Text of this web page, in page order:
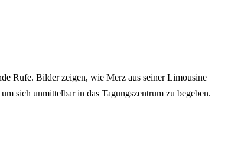
Rufe. Bilder zeigen, wie Merz aus seiner Limousine
sich unmittelbar in das Tagungszentrum zu begeben.